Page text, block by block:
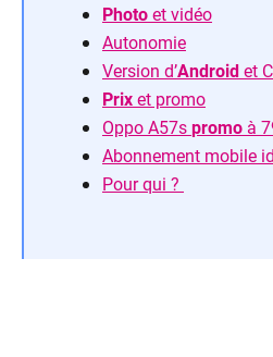
Photoet vidéo
Autonomie
Version d’Androidet
Prixet promo
Oppo A57spromoà
Abonnement mobile
Pour qui ?